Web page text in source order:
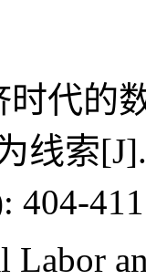
时代
线索
404-